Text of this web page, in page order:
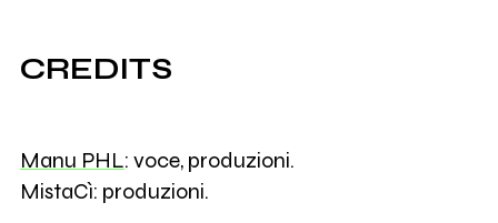
CREDITS
Manu PHL: voce, produzioni.
MistaCì: produzioni.